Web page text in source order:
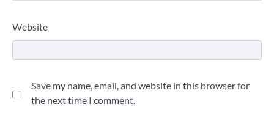
Website
Save my name, email, and website in this browser for
the next time I comment.